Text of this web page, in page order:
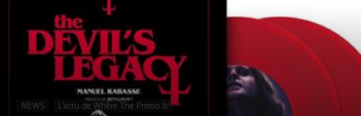
NEWS L'actu de Where The Promo Is